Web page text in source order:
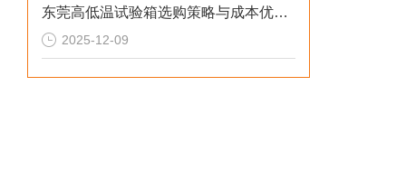
东莞高低温试验箱选购策略与成本优化解决方案
2025-12-09